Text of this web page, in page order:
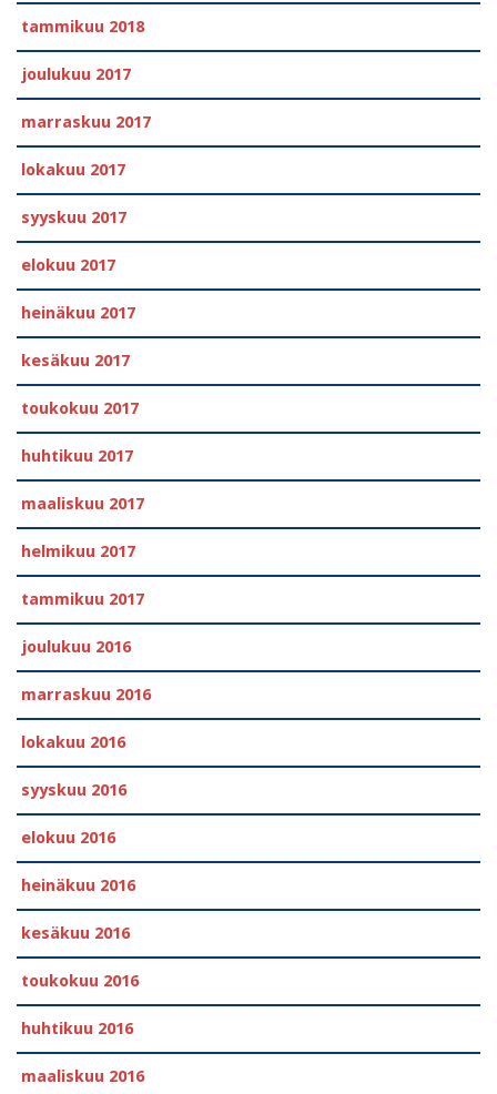
tammikuu 2018
joulukuu 2017
marraskuu 2017
lokakuu 2017
syyskuu 2017
elokuu 2017
heinäkuu 2017
kesäkuu 2017
toukokuu 2017
huhtikuu 2017
maaliskuu 2017
helmikuu 2017
tammikuu 2017
joulukuu 2016
marraskuu 2016
lokakuu 2016
syyskuu 2016
elokuu 2016
heinäkuu 2016
kesäkuu 2016
toukokuu 2016
huhtikuu 2016
maaliskuu 2016